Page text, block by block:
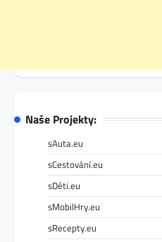
Naše Projekty:
sAuta.eu
sCestování.eu
sDěti.eu
sMobilHry.eu
sRecepty.eu